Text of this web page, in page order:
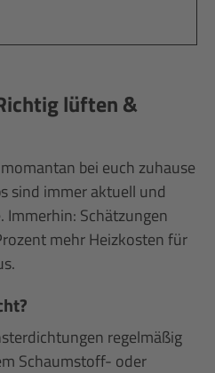
lüften &
bei euch zuhause
sind immer aktuell und
Immerhin: Schätzungen
mehr Heizkosten für
regelmäßig
Schaumstoff- oder